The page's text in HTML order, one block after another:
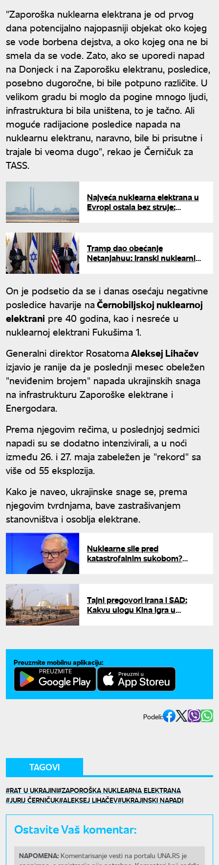
"Zaporoška nuklearna elektrana je od prvog
dana potencijalno najopasniji objekat oko kojeg
se vode borbena dejstva, a oko kojeg ona ne bi
smela da se vode. Zato, ako se uporedi napad
na Donjeck i na Zaporošku elektranu, posledice,
posebno dugoročne, bi bile potpuno različite. U
velikom gradu bi moglo da pogine mnogo ljudi,
infrastruktura bi bila uništena, to je tačno. Ali
moguće radijacione posledice napada na
nuklearnu elektranu, naravno, bile bi prisutne i
trajale bi veoma dugo", rekao je Černičuk za
TASS.
Najveća nuklearna elektrana u
Evropi ostala bez struje:
Tramp dao obećanje
Netanjahuu: Iranski nuklearni
On je podsetio da se i danas osećaju negativne
posledice havarije naČernobiljskoj nuklearnoj
elektrani pre 40 godina, kao i nesreće u
nuklearnoj elektrani Fukušima 1.
Generalni direktor RosatomaAleksej Lihačev
izjavio je ranije da je poslednji mesec obeležen
"neviđenim brojem" napada ukrajinskih snaga
na infrastrukturu Zaporoške elektrane i
Energodara.
Prema njegovim rečima, u poslednjoj sedmici
napadi su se dodatno intenzivirali, a u noći
između 26. i 27. maja zabeležen je "rekord" sa
više od 55 eksplozija.
Kako je naveo, ukrajinske snage se, prema
njegovim tvrdnjama, bave zastrašivanjem
stanovništva i osoblja elektrane.
Nuklearne sile pred
katastrofalnim sukobom?
Tajni pregovori Irana i SAD:
Kakvu ulogu Kina igra u
Preuzmite mobilnu aplikaciju:
Podeli:
TAGOVI
RAT U UKRAJINI ZAPOROŠKA NUKLEARNA ELEKTRANA
JURIJ ČERNIČUK ALEKSEJ LIHAČEV UKRAJINSKI NAPADI
Ostavite Vaš komentar:
NAPOMENA: Komentarisanje vesti na portalu UNA.RS je